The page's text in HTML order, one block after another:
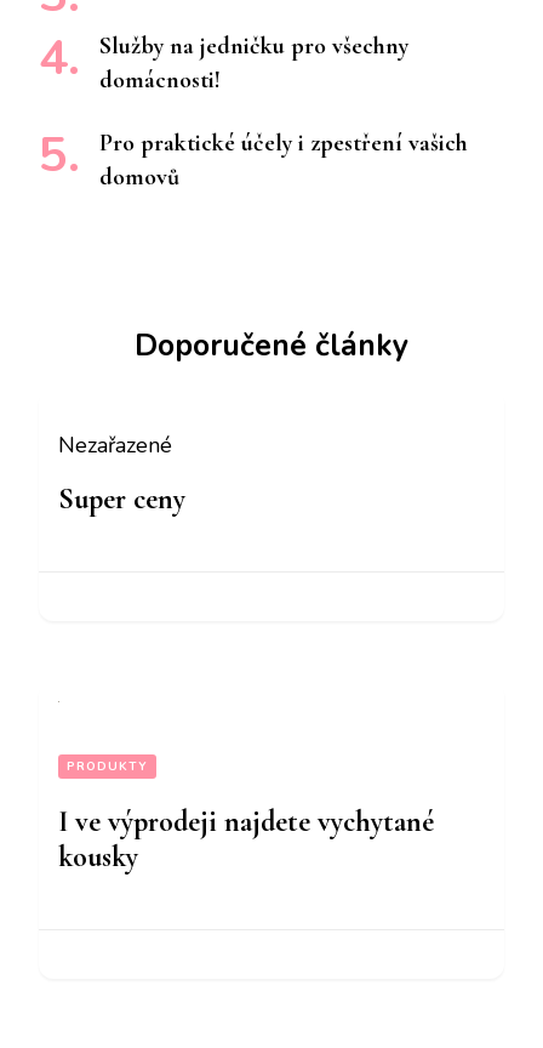
Služby na jedničku pro všechny
domácnosti!
Pro praktické účely i zpestření vašich
domovů
Doporučené články
Nezařazené
Super ceny
PRODUKTY
I ve výprodeji najdete vychytané
kousky